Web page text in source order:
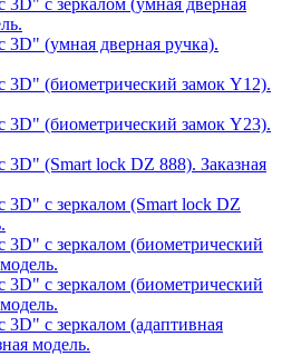
3D" (умная дверная ручка).
3D" (биометрический замок Y12).
3D" (биометрический замок Y23).
3D" (Smart lock DZ 888). Заказная
3D" с зеркалом (Smart lock DZ
3D" с зеркалом (биометрический
3D" с зеркалом (биометрический
3D" с зеркалом (адаптивная
модель.